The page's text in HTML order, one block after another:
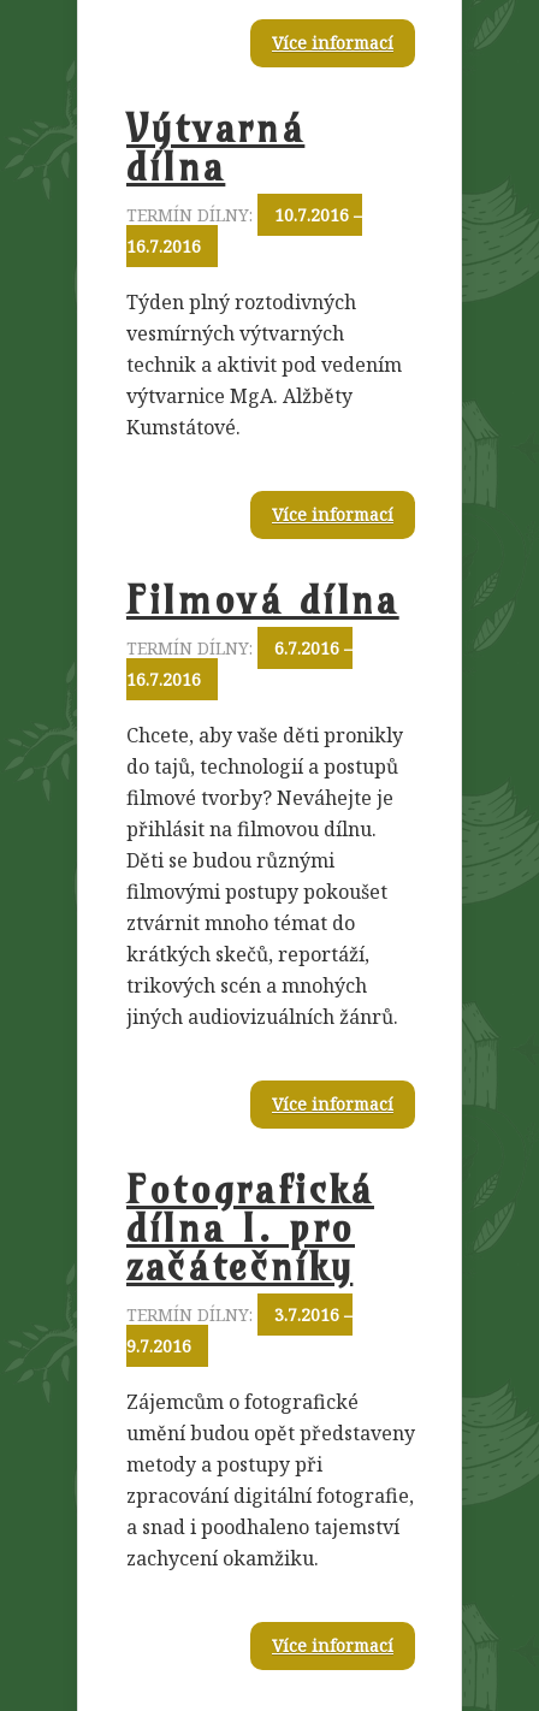
Více informací
Výtvarná
dílna
TERMÍN DÍLNY:
10.7.2016 –
16.7.2016
Týden plný roztodivných
vesmírných výtvarných
technik a aktivit pod vedením
výtvarnice MgA. Alžběty
Kumstátové.
Více informací
Filmová dílna
TERMÍN DÍLNY:
6.7.2016 –
16.7.2016
Chcete, aby vaše děti pronikly
do tajů, technologií a postupů
filmové tvorby? Neváhejte je
přihlásit na filmovou dílnu.
Děti se budou různými
filmovými postupy pokoušet
ztvárnit mnoho témat do
krátkých skečů, reportáží,
trikových scén a mnohých
jiných audiovizuálních žánrů.
Více informací
Fotografická
dílna I. pro
začátečníky
TERMÍN DÍLNY:
3.7.2016 –
9.7.2016
Zájemcům o fotografické
umění budou opět představeny
metody a postupy při
zpracování digitální fotografie,
a snad i poodhaleno tajemství
zachycení okamžiku.
Více informací